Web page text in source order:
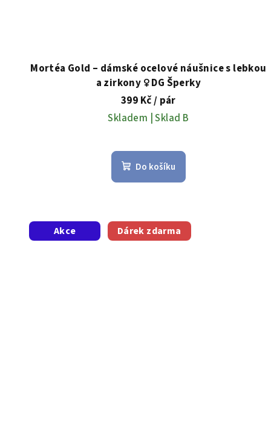
Mortéa Gold – dámské ocelové náušnice s lebkou
a zirkony ♀️ DG Šperky
399 Kč/ pár
Skladem | Sklad B
Do košíku
Akce Dárek zdarma